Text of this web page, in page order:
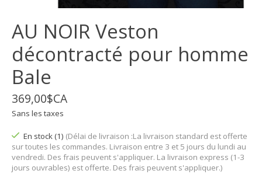
AU NOIR Veston
décontracté pour homme
Bale
369,00$CA
Sans les taxes
En stock (1) (Délai de livraison :La livraison standard est offerte
sur toutes les commandes. Livraison entre 3 et 5 jours du lundi au
vendredi. Des frais peuvent s'appliquer. La livraison express (1-3
jours ouvrables) est offerte. Des frais peuvent s'appliquer.)